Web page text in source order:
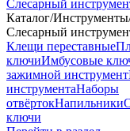
Слесарный
Каталог/Инструменты
Слесарный
Клещи переставные
ключиИмбусовые
зажимной инструмент
инструментаНаборы
отвёртокНапильники
ключи